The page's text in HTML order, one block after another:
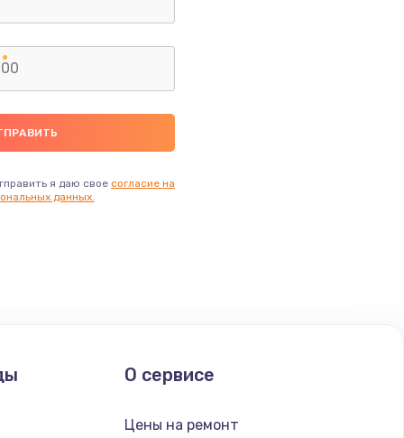
я даю свое согласие на
данных.
О сервисе
Цены на ремонт